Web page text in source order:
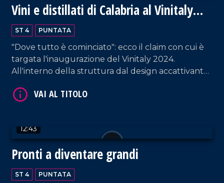
Vini e distillati di Calabria al Vinitaly
2024
ST 4 PUNTATA
"Dove tutto è cominciato": ecco il claim con cui è
targata l'inaugurazione del Vinitaly 2024.
All'interno della struttura dal design accattivante,
da tutta la Calabria - raccontano la propria
anche dall'Italia.
12:43
Pronti a diventare grandi
ST 4 PUNTATA
VAI AL TITOLO
VAI AL TITOLO